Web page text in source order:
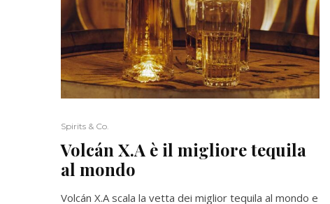
Spirits & Co.
Volcán X.A è il migliore tequila
al mondo
Volcán X.A scala la vetta dei miglior tequila al mondo e